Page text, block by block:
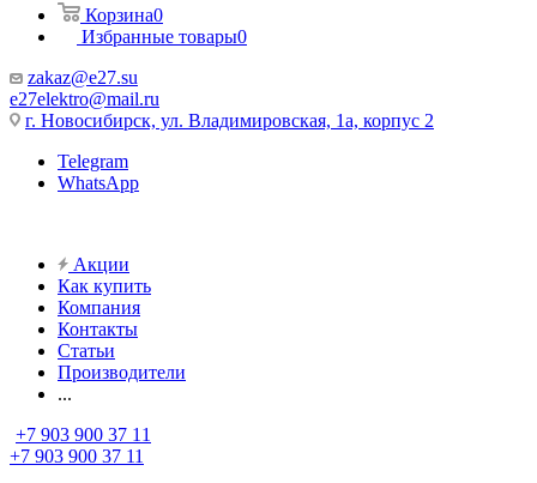
Корзина0
Избранные товары0
zakaz@e27.su
e27elektro@mail.ru
г. Новосибирск, ул. Владимировская, 1а, корпус 2
Telegram
WhatsApp
Акции
Как купить
Компания
Контакты
Статьи
Производители
...
+7 903 900 37 11
+7 903 900 37 11